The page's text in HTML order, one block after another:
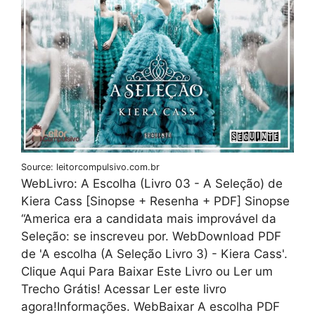
Source: leitorcompulsivo.com.br
WebLivro: A Escolha (Livro 03 - A Seleção) de
Kiera Cass [Sinopse + Resenha + PDF] Sinopse
“America era a candidata mais improvável da
Seleção: se inscreveu por. WebDownload PDF
de ' A escolha (A Seleção Livro 3) - Kiera Cass'.
Clique Aqui Para Baixar Este Livro ou Ler um
Trecho Grátis! Acessar Ler este livro
agora!Informações. WebBaixar A escolha PDF